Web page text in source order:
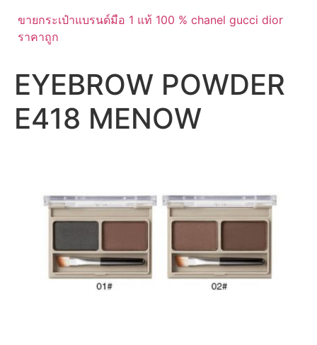
ขายกระเป๋าแบรนด์มือ 1 แท้ 100 % chanel gucci dior
ราคาถูก
EYEBROW POWDER
E418 MENOW